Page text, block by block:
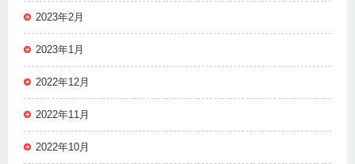
2023年2月
2023年1月
2022年12月
2022年11月
2022年10月